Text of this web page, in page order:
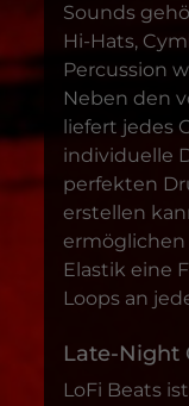
Sounds
Hi-Hats,
Percussion
Neben den
liefert jedes
individuelle
perfekten
erstellen
ermöglichen
Elastik eine
Loops an
Late-Night
LoFi Beats